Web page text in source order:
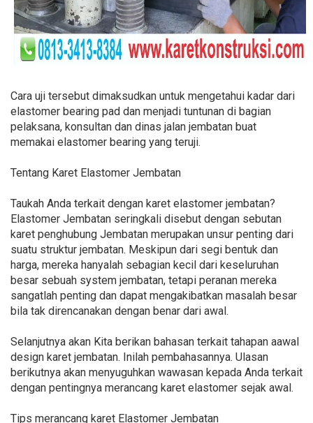
Cara uji tersebut dimaksudkan untuk mengetahui kadar dari
elastomer bearing pad dan menjadi tuntunan di bagian
pelaksana, konsultan dan dinas jalan jembatan buat
memakai elastomer bearing yang teruji.
Tentang Karet Elastomer Jembatan
Taukah Anda terkait dengan karet elastomer jembatan?
Elastomer Jembatan seringkali disebut dengan sebutan
karet penghubung Jembatan merupakan unsur penting dari
suatu struktur jembatan. Meskipun dari segi bentuk dan
harga, mereka hanyalah sebagian kecil dari keseluruhan
besar sebuah system jembatan, tetapi peranan mereka
sangatlah penting dan dapat mengakibatkan masalah besar
bila tak direncanakan dengan benar dari awal.
Selanjutnya akan Kita berikan bahasan terkait tahapan aawal
design karet jembatan. Inilah pembahasannya. Ulasan
berikutnya akan menyuguhkan wawasan kepada Anda terkait
dengan pentingnya merancang karet elastomer sejak awal.
Tips merancang karet Elastomer Jembatan